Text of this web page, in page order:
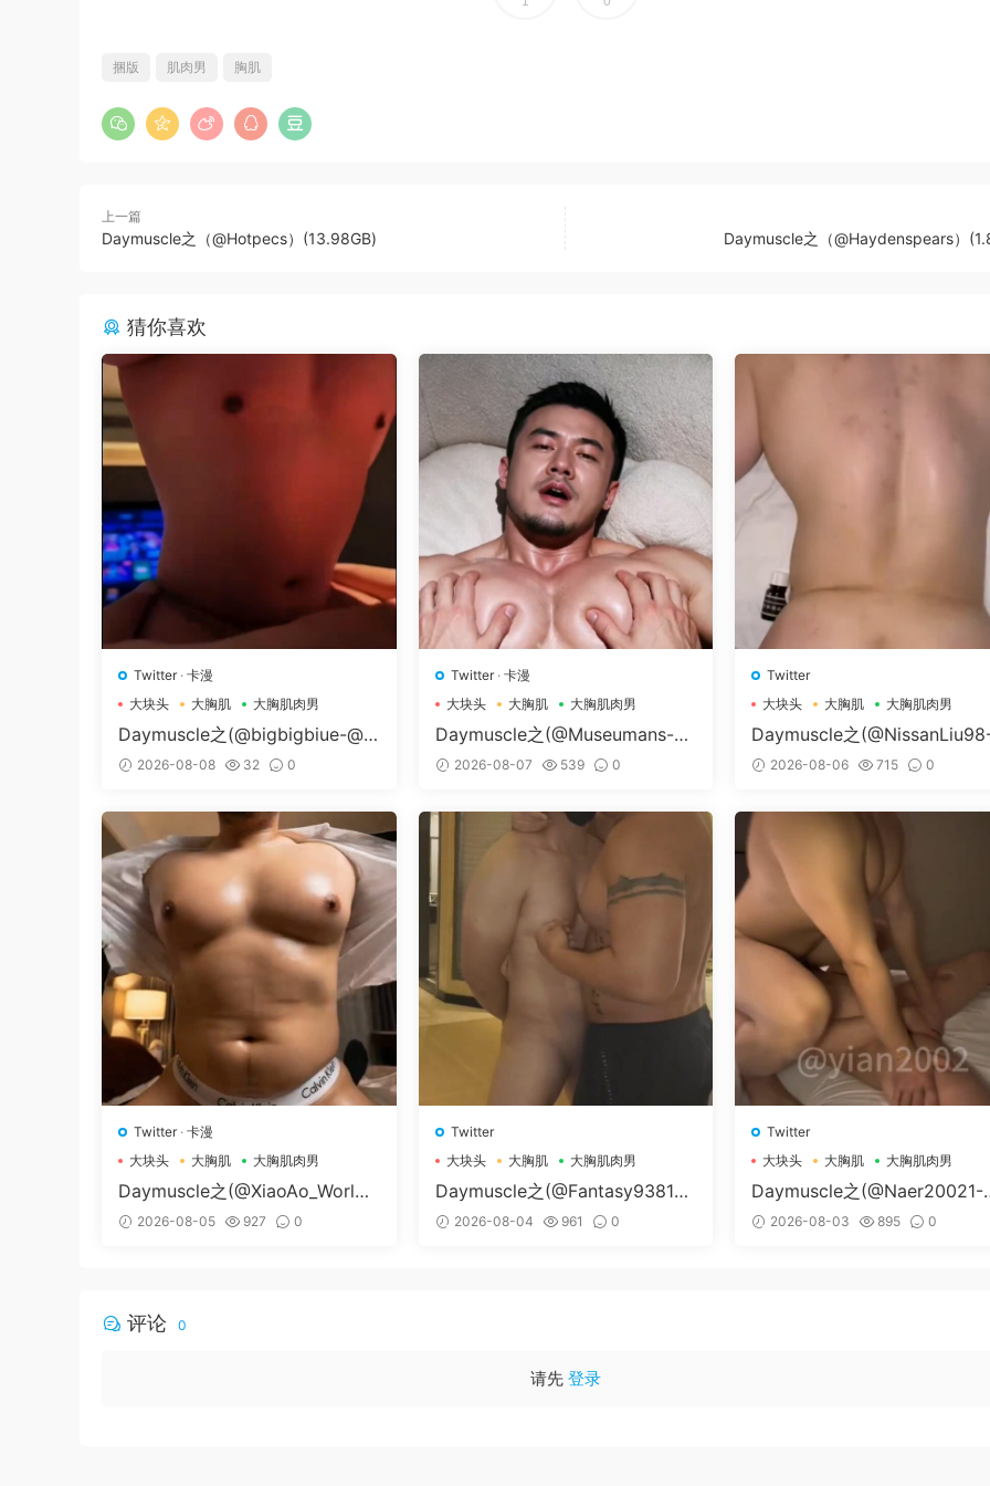
捆版 肌肉男 胸肌
上一篇
Daymuscle之（@Hotpecs）(13.98GB) Daymuscle之（@Haydenspears）
猜你喜欢
Twitter· 卡漫
大块头
大胸肌 大胸肌肉男
Daymuscle之(@bigbigbiue-@B
Bb）2026-08-08 32 0
Twitter· 卡漫
大块头
大胸肌 大胸肌肉男
Daymuscle之(@Museumans-@
Museuman）
2026-08-07 539 0
Twitter
大块头
大胸肌 大胸肌肉男
Daymuscle之
Nissan98）
2026-08-06 715 0
Twitter· 卡漫
大块头
大胸肌 大胸肌肉男
Daymuscle之(@XiaoAo_World-
@XiaoAo.art）
2026-08-05 927 0
Twitter
大块头
大胸肌 大胸肌肉男
Daymuscle之(@Fantasy938155
79-@孔控Kong）
2026-08-04 961 0
Twitter
大块头
大胸肌 大胸肌肉男
Daymuscle之(@Naer20021-
纳尔）
2026-08-03 895 0
评论 0
请先 登录